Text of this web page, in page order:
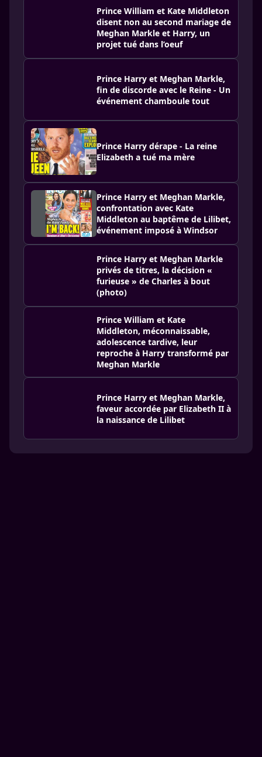
Prince William et Kate Middleton
disent non au second mariage de
Meghan Markle et Harry, un
projet tué dans l’oeuf
Prince Harry et Meghan Markle,
fin de discorde avec le Reine - Un
événement chamboule tout
Prince Harry dérape - La reine
Elizabeth a tué ma mère
Prince Harry et Meghan Markle,
confrontation avec Kate
Middleton au baptême de Lilibet,
événement imposé à Windsor
Prince Harry et Meghan Markle
privés de titres, la décision «
furieuse » de Charles à bout
(photo)
Prince William et Kate
Middleton, méconnaissable,
adolescence tardive, leur
reproche à Harry transformé par
Meghan Markle
Prince Harry et Meghan Markle,
faveur accordée par Elizabeth II à
la naissance de Lilibet